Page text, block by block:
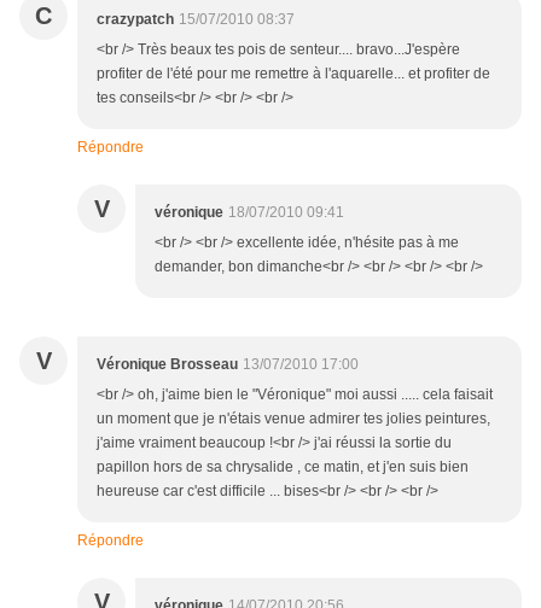
C crazypatch 15/07/2010 08:37
<br /> Très beaux tes pois de senteur.... bravo...J'espère
profiter de l'été pour me remettre à l'aquarelle... et profiter de
tes conseils<br /> <br /> <br />
Répondre
V véronique 18/07/2010 09:41
<br /> <br /> excellente idée, n'hésite pas à me
demander, bon dimanche<br /> <br /> <br /> <br />
V Véronique Brosseau 13/07/2010 17:00
<br /> oh, j'aime bien le "Véronique" moi aussi ..... cela faisait
un moment que je n'étais venue admirer tes jolies peintures,
j'aime vraiment beaucoup !<br /> j'ai réussi la sortie du
papillon hors de sa chrysalide , ce matin, et j'en suis bien
heureuse car c'est difficile ... bises<br /> <br /> <br />
Répondre
V